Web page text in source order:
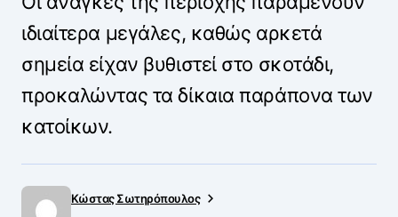
ιδιαίτερα μεγάλες, καθώς αρκετά
σημεία είχαν βυθιστεί στο σκοτάδι,
προκαλώντας τα δίκαια παράπονα των
κατοίκων.
Κώστας Σωτηρόπουλος